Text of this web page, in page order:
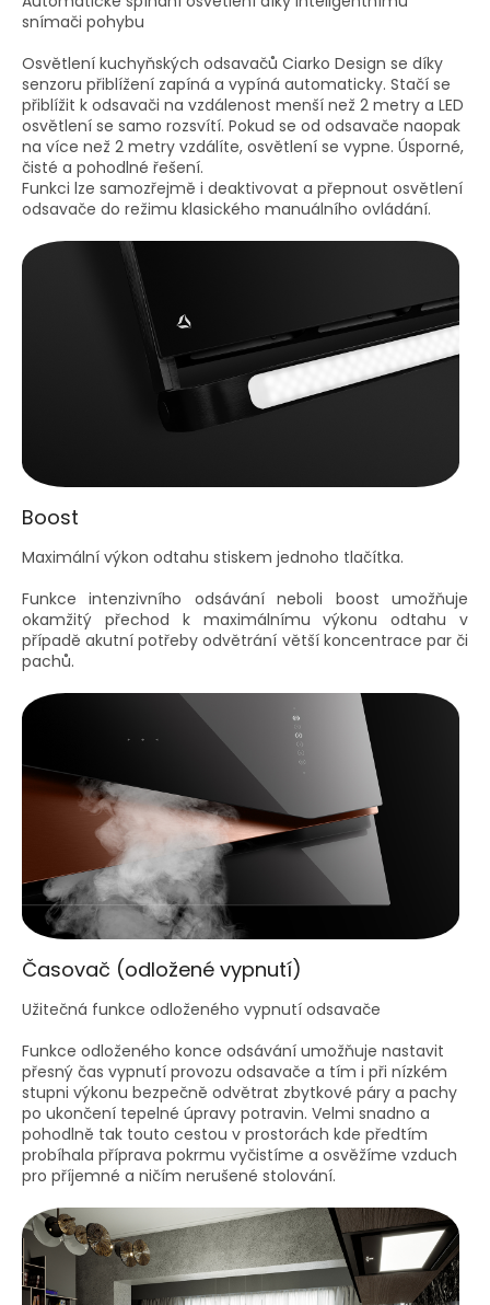
snímači pohybu
Osvětlení kuchyňských odsavačů Ciarko Design se díky
senzoru přiblížení zapíná a vypíná automaticky. Stačí se
přiblížit k odsavači na vzdálenost menší než 2 metry a LED
osvětlení se samo rozsvítí. Pokud se od odsavače naopak
na více než 2 metry vzdálíte, osvětlení se vypne. Úsporné,
čisté a pohodlné řešení.
Funkci lze samozřejmě i deaktivovat a přepnout osvětlení
odsavače do režimu klasického manuálního ovládání.
Boost
Maximální výkon odtahu stiskem jednoho tlačítka.
Funkce intenzivního odsávání neboli boost umožňuje
okamžitý přechod k maximálnímu výkonu odtahu v
případě akutní potřeby odvětrání větší koncentrace par či
pachů.
Časovač (odložené vypnutí)
Užitečná funkce odloženého vypnutí odsavače
Funkce odloženého konce odsávání umožňuje nastavit
přesný čas vypnutí provozu odsavače a tím i při nízkém
stupni výkonu bezpečně odvětrat zbytkové páry a pachy
po ukončení tepelné úpravy potravin. Velmi snadno a
pohodlně tak touto cestou v prostorách kde předtím
probíhala příprava pokrmu vyčistíme a osvěžíme vzduch
pro příjemné a ničím nerušené stolování.